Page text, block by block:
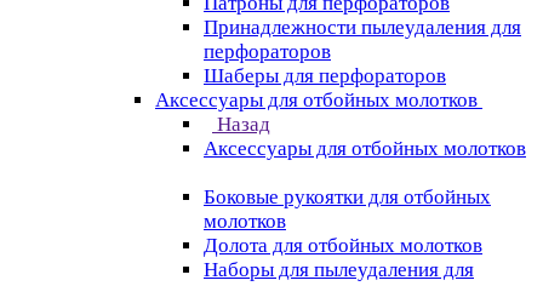
Принадлежности пылеудаления для
перфораторов
Шаберы для перфораторов
Аксессуары для отбойных молотков
Назад
Аксессуары для отбойных молотков
Боковые рукоятки для отбойных
молотков
Долота для отбойных молотков
Наборы для пылеудаления для